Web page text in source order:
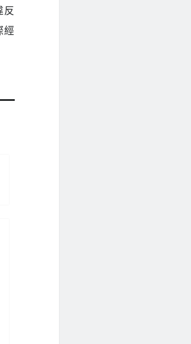
反
經